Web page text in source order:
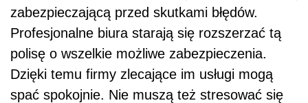
zabezpieczającą przed skutkami błędów.
Profesjonalne biura starają się rozszerzać tą
polisę o wszelkie możliwe zabezpieczenia.
Dzięki temu firmy zlecające im usługi mogą
spać spokojnie. Nie muszą też stresować się